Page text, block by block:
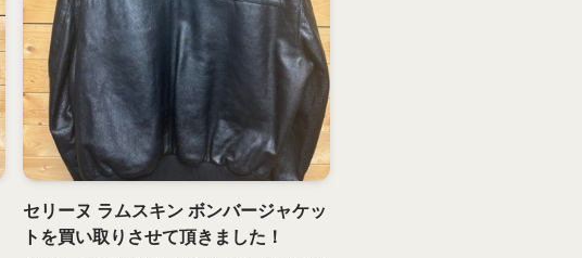
セリーヌ ラムスキン ボンバージャケッ
トを買い取りさせて頂きました！